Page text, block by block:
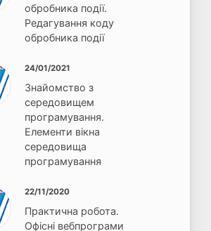
обробника події.
Редагування коду
обробника події
24/01/2021
Знайомство з
середовищем
програмування.
Елементи вікна
середовища
програмування
22/11/2020
Практична робота.
Офісні вебпрограми